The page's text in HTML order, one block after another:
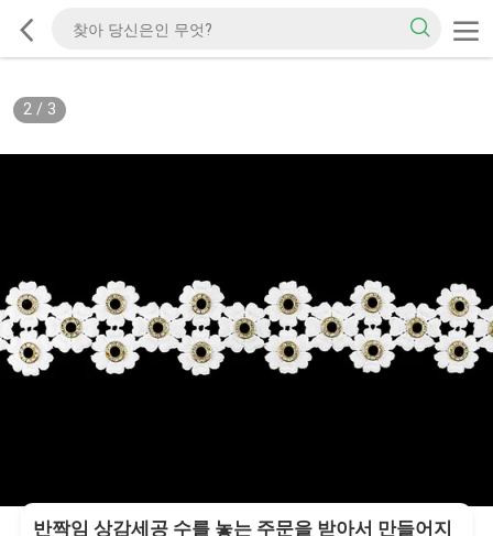
2/ 3
반짝임 상감세공 수를 놓는 주문을 받아서 만들어지